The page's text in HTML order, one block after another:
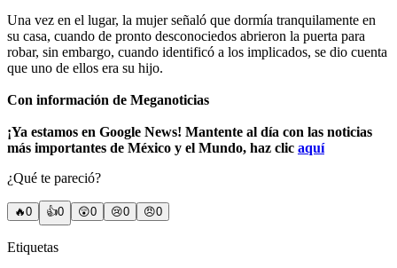
Una vez en el lugar, la mujer señaló que dormía tranquilamente en
su casa, cuando de pronto desconociedos abrieron la puerta para
robar, sin embargo, cuando identificó a los implicados, se dio cuenta
que uno de ellos era su hijo.
Con información de Meganoticias
¡Ya estamos en Google News! Mantente al día con las noticias
más importantes de México y el Mundo, haz clic aquí
¿Qué te pareció?
🔥0 👍0 😲0 😢0 😠0
Etiquetas